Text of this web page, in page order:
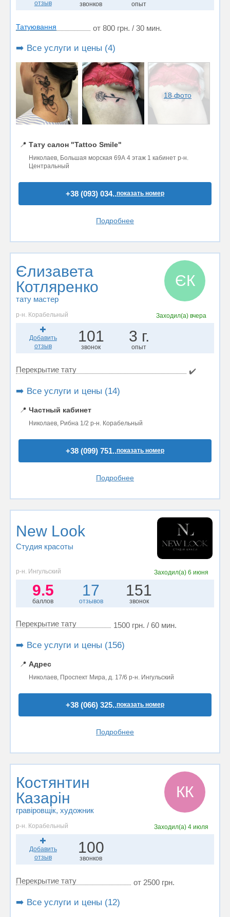
отзыв звонков опыт
Татуювання от 800 грн. / 30 мин.
➡️ Все услуги и цены (4)
18 фото
📍 Тату салон "Tattoo Smile"
Николаев, Большая морская 69А 4 этаж 1 кабинет р-н.
Центральный
+38 (093) 034..показать номер
Подробнее
Єлизавета
Котляренко
тату мастер
ЄК
р-н. Корабельный Заходил(а) вчера
Добавить
отзыв
101
звонок
3 г.
опыт
Перекрытие тату ✔️
➡️ Все услуги и цены (14)
📍 Частный кабинет
Николаев, Рибна 1/2 р-н. Корабельный
+38 (099) 751..показать номер
Подробнее
New Look
Студия красоты
р-н. Ингульский Заходил(а) 6 июня
9.5
баллов
17
отзывов
151
звонок
Перекрытие тату 1500 грн. / 60 мин.
➡️ Все услуги и цены (156)
📍 Адрес
Николаев, Проспект Мира, д. 17/6 р-н. Ингульский
+38 (066) 325..показать номер
Подробнее
Костянтин
Казарін
гравіровщік, художник
КК
р-н. Корабельный Заходил(а) 4 июля
Добавить
отзыв
100
звонков
Перекрытие тату от 2500 грн.
➡️ Все услуги и цены (12)